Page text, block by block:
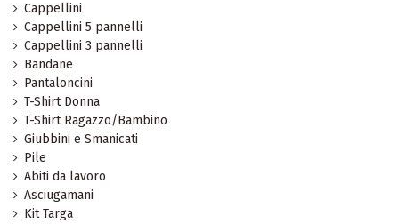
Cappellini
Cappellini 5 pannelli
Cappellini 3 pannelli
Bandane
Pantaloncini
T-Shirt Donna
T-Shirt Ragazzo/Bambino
Giubbini e Smanicati
Pile
Abiti da lavoro
Asciugamani
Kit Targa